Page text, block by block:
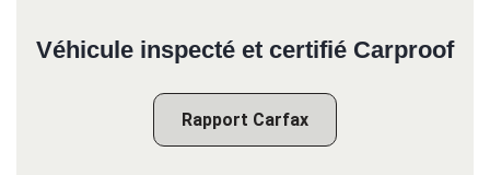
Véhicule inspecté et certifié Carproof
Rapport Carfax